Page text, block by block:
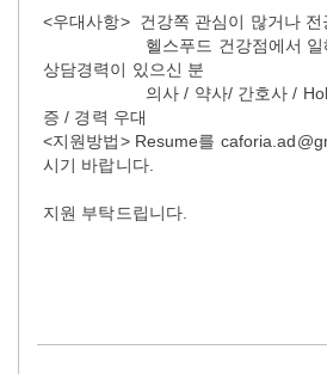
<우대사항> 건강쪽 관심이 많거나 전
헬스푸드 건강점에서 일해
상담경력이 있으신 분
의사 / 약사/ 간호사 /
증 / 경력 우대
<지원방법> Resume를
시기 바랍니다.
지원 부탁드립니다.